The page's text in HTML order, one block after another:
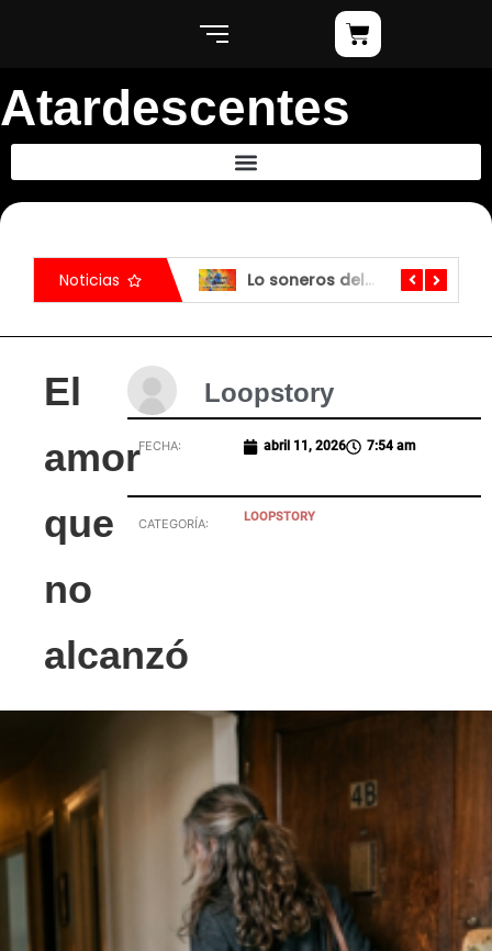
Atardescentes
Noticias Menos hijos, más peludos
El
amor
que
no
alcanzó
Loopstory
FECHA: abril 11, 2026 7:54 am
CATEGORÍA: LOOPSTORY